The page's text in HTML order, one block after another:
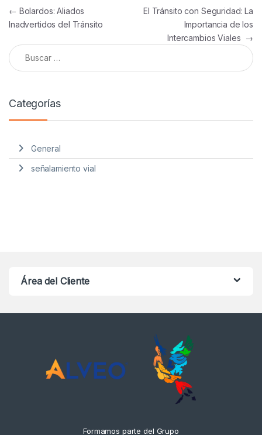
Navegación de entradas
← Bolardos: Aliados
Inadvertidos del Tránsito
El Tránsito con Seguridad: La
Importancia de los
Intercambios Viales →
Buscar:
Categorías
General
señalamiento vial
Área del Cliente
Formamos parte del Grupo